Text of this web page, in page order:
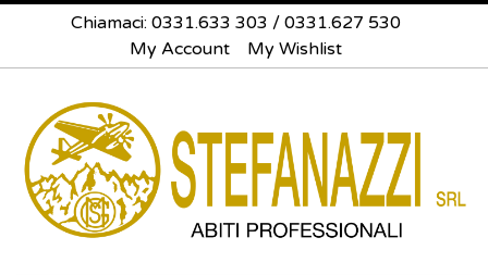
Chiamaci: 0331.633 303 / 0331.627 530
My Account
My Wishlist